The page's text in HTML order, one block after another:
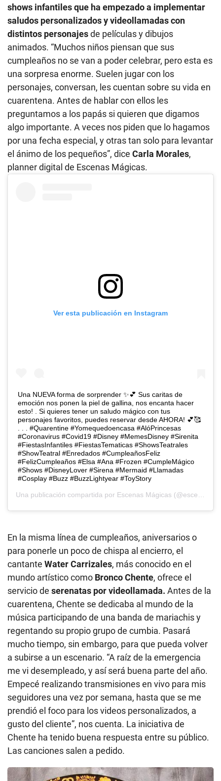
shows infantiles que ha empezado a implementar
saludos personalizados y videollamadas con
distintos personajesde películas y dibujos
animados. “Muchos niños piensan que sus
cumpleaños no se van a poder celebrar, pero esta es
una sorpresa enorme. Suelen jugar con los
personajes, conversan, les cuentan sobre su vida en
cuarentena. Antes de hablar con ellos les
preguntamos a los papás si quieren que digamos
algo importante. A veces nos piden que lo hagamos
por una fecha especial, y otras tan solo para levantar
el ánimo de los pequeños”, dice Carla Morales,
planner digital de Escenas Mágicas.
Ver esta publicación en Instagram
Una NUEVA forma de sorprender ✨💕 Sus caritas de
emoción nos ponen la piel de gallina, nos encanta hacer
esto! . Si quieres tener un saludo mágico con tus
personajes favoritos, puedes reservar desde AHORA! 💕🥰
. . . #Quarentine #Yomequedoencasa #AlóPrincesas
#Coronavirus #Covid19 #Disney #MemesDisney #Sirenita
#FiestasInfantiles #FiestasTematicas #ShowsTeatrales
#ShowTeatral #Enredados #CumpleañosFeliz
#FelizCumpleaños #Elsa #Ana #Frozen #CumpleMágico
#Shows #DisneyLover #Sirena #Mermaid #Llamadas
#Cosplay #Buzz #BuzzLightyear #ToyStory
Una publicación compartida por Escenas Mágicas (@escenas.magicas) el
En la misma línea de cumpleaños, aniversarios o
para ponerle un poco de chispa al encierro, el
cantante Water Carrizales, más conocido en el
mundo artístico como Bronco Chente, ofrece el
servicio de serenatas por videollamada. Antes de la
cuarentena, Chente se dedicaba al mundo de la
música participando de una banda de mariachis y
regentando su propio grupo de cumbia. Pasará
mucho tiempo, sin embargo, para que pueda volver
a subirse a un escenario. “A raíz de la emergencia
me vi desempleado, y así será buena parte del año.
Empecé realizando transmisiones en vivo para mis
seguidores una vez por semana, hasta que se me
prendió el foco para los videos personalizados, a
gusto del cliente”, nos cuenta. La iniciativa de
Chente ha tenido buena respuesta entre su público.
Las canciones salen a pedido.